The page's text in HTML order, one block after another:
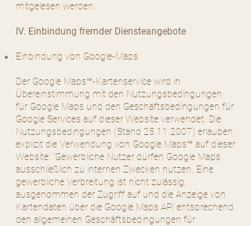
mitgelesen werden.
IV. Einbindung fremder Diensteangebote
Einbindung von Google-Maps
Der Google Maps™-Kartenservice wird in
Übereinstimmung mit den Nutzungsbedingungen
für Google Maps und den Geschäftsbedingungen für
Google Services auf dieser Website verwendet. Die
Nutzungsbedingungen (Stand 25.11.2007) erlauben
explizit die Verwendung von Google Maps™ auf dieser
Website: "Gewerbliche Nutzer dürfen Google Maps
ausschließlich zu internen Zwecken nutzen. Eine
gewerbliche Verbreitung ist nicht zulässig,
ausgenommen der Zugriff auf und die Anzeige von
Kartendaten über die Google Maps API entsprechend
den allgemeinen Geschäftsbedingungen für